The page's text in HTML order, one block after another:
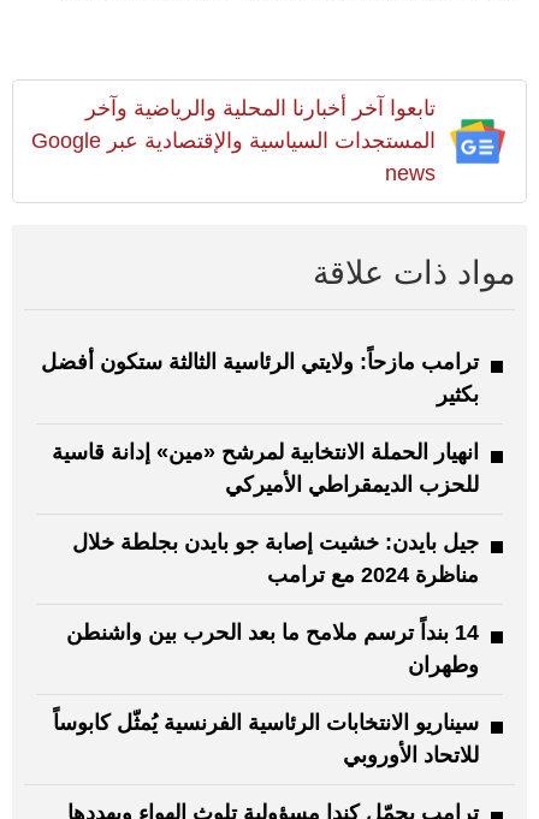
تابعوا آخر أخبارنا المحلية والرياضية وآخر
المستجدات السياسية والإقتصادية عبر Google
news
مواد ذات علاقة
ترامب مازحاً: ولايتي الرئاسية الثالثة ستكون أفضل
بكثير
انهيار الحملة الانتخابية لمرشح «مين» إدانة قاسية
للحزب الديمقراطي الأميركي
جيل بايدن: خشيت إصابة جو بايدن بجلطة خلال
مناظرة 2024 مع ترامب
14 بنداً ترسم ملامح ما بعد الحرب بين واشنطن
وطهران
سيناريو الانتخابات الرئاسية الفرنسية يُمثّل كابوساً
للاتحاد الأوروبي
ترامب يحمّل كندا مسؤولية تلوث الهواء ويهددها